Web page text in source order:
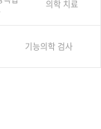
의학 치료
기능의학 검사